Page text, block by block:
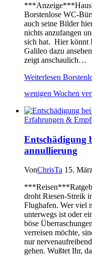
Borstenlose WC-
auch seine Bilder
nichts anzufangen
sich hat. Hier könnt
Galileo dazu
zeigt anschaulich…
Weiterlesen
wenigen Wochen
Erfahrungen &
Entschädigung
annullierung
VonChrisTa 15.
droht Riesen-Streik
Flughafen. Wer viel
unterwegs ist oder
böse
verreisen möchte,
nur
gehen. Wußtet Ihr,